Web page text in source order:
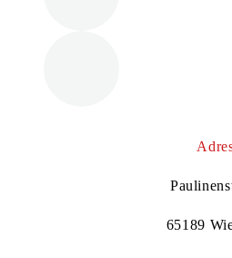
65189